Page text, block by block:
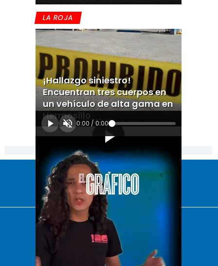
LA ROJA
¡Hallazgo siniestro!
Encuentran tres cuerpos en
un vehículo de alta gama en
Hermosillo
0:00 / 0:00
[Publicidad]
El Universal
Vive USA